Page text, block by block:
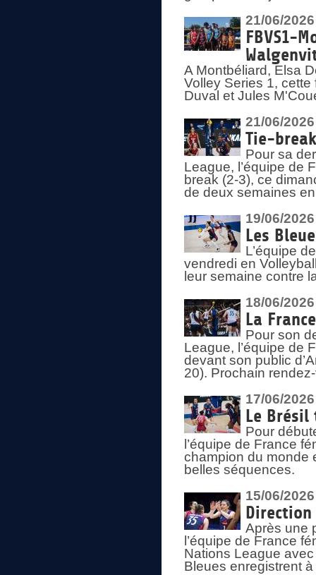
21/06/2026
FBVS1-
A Montbéliard, Elsa
Volley Series 1,
Duval et Jules
21/06/2026
Tie-
Pour sa
League, l’équipe de
break (2-3), ce
de deux semaines
19/06/2026
Les
L’équipe
vendredi en
leur semaine contre
18/06/2026
La
Pour son
League, l’équipe de
devant son public
20). Prochain
17/06/2026
Le
Pour
l’équipe de France
champion du monde
belles séquences.
15/06/2026
Après une
l’équipe de France
Nations League
Bleues enregistrent